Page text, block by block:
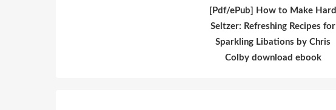
[Pdf/ePub] How to Make Hard
Seltzer: Refreshing Recipes for
Sparkling Libations by Chris
Colby download ebook